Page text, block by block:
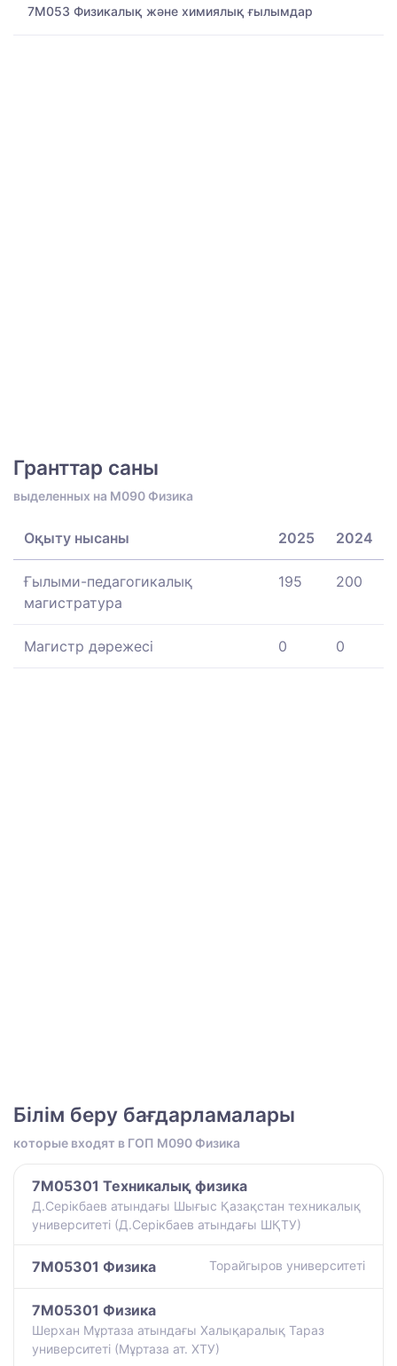
7M053 Физикалық және химиялық ғылымдар
Гранттар саны
выделенных на M090 Физика
Оқыту нысаны 2025 2024
Ғылыми-педагогикалық
магистратура
195 200
Магистр дәрежесі 0 0
Білім беру бағдарламалары
которые входят в ГОП M090 Физика
7M05301 Техникалық физика
Д.Серікбаев атындағы Шығыс Қазақстан техникалық
университеті (Д.Серікбаев атындағы ШҚТУ)
7M05301 Физика Торайгыров университеті
7M05301 Физика
Шерхан Мұртаза атындағы Халықаралық Тараз
университеті (Мұртаза ат. ХТУ)